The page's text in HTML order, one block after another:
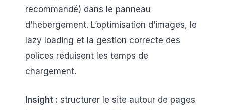
recommandé) dans le panneau
d’hébergement. L’optimisation d’images, le
lazy loading et la gestion correcte des
polices réduisent les temps de
chargement.
Insight : structurer le site autour de pages